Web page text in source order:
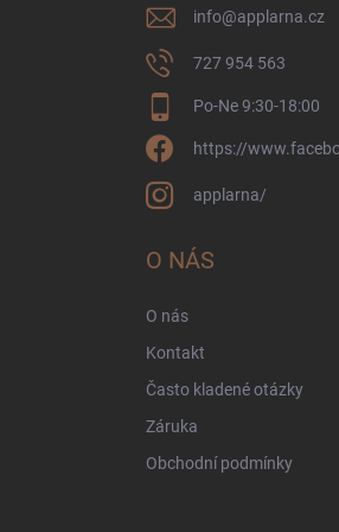
info@applarna.cz
727 954 563
Po-Ne 9:30-18:00
https://
applarna/
O NÁS
O nás
Kontakt
Často kladené otázky
Záruka
Obchodní podmínky